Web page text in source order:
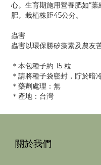
心。生育期施用營養肥如“
肥。栽植株距45公分。
蟲害
蟲害以環保勝矽藻素及農友
＊本包種子約 15 粒
＊請將種子袋密封，貯於暗
＊藥劑處理：無
＊產地：台灣
關於我們